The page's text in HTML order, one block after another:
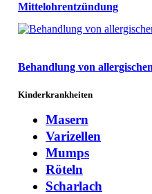
Mittelohrentzündung
Behandlung von
Kinderkrankheiten
Masern
Varizellen
Mumps
Röteln
Scharlach